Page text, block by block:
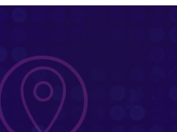
Каталог